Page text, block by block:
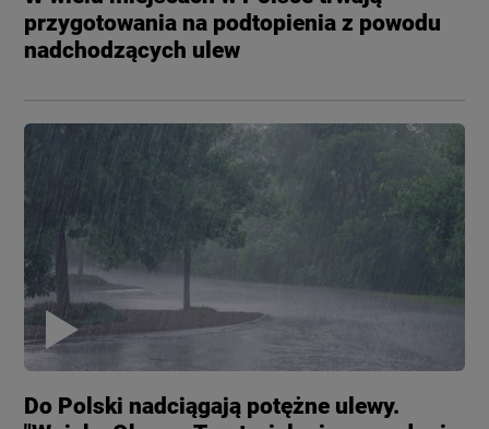
przygotowania na podtopienia z powodu
nadchodzących ulew
Do Polski nadciągają potężne ulewy.